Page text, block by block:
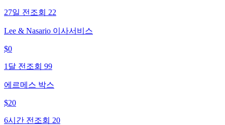
27일 전 조회 22
Lee & Nasario 이사서비스
$0
1달 전 조회 99
에르메스 박스
$20
6시간 전 조회 20